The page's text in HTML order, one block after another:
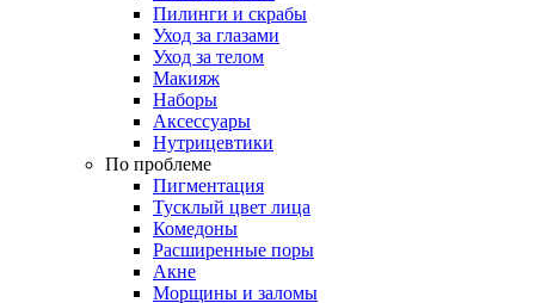
Пилинги и скрабы
Уход за глазами
Уход за телом
Макияж
Наборы
Аксессуары
Нутрицевтики
По проблеме
Пигментация
Тусклый цвет лица
Комедоны
Расширенные поры
Акне
Морщины и заломы